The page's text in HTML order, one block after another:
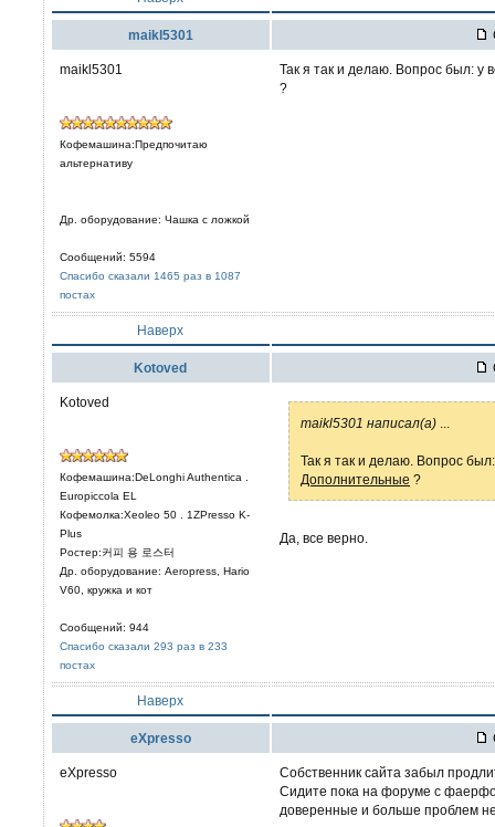
maikl5301
maikl5301
Кофемашина:Предпочитаю
альтернативу
Др. оборудование: Чашка с ложкой
Сообщений: 5594
Спасибо сказали 1465 раз в 1087
постах
Так я так и делаю. Вопрос был: у
?
Наверх
Kotoved
Kotoved
Кофемашина:DeLonghi Authentica .
Europiccola EL
Кофемолка:Xeoleo 50 . 1ZPresso K-
Plus
Ростер:커피 용 로스터
Др. оборудование: Aeropress, Hario
V60, кружка и кот
Сообщений: 944
Спасибо сказали 293 раз в 233
постах
maikl5301 написал(а)
Так я так и делаю. Вопрос
Дополнительные ?
Да, все верно.
Наверх
eXpresso
eXpresso
Собственник сайта забыл
Сидите пока на форуме с
доверенные и больше проблем